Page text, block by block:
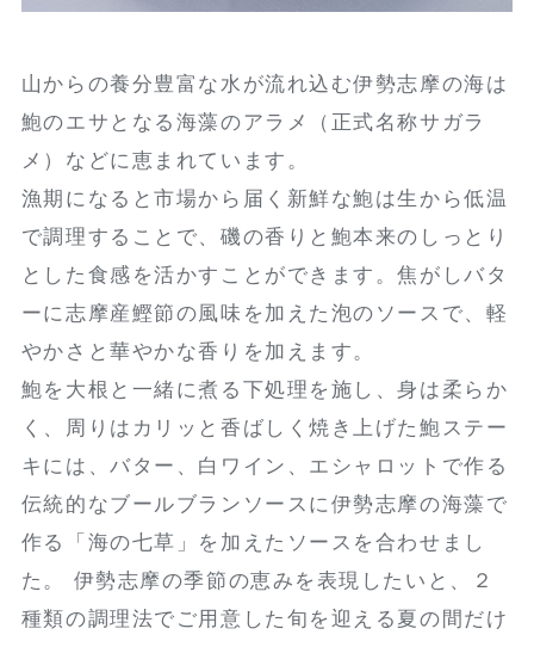
山からの養分豊富な水が流れ込む伊勢志摩の海は
鮑のエサとなる海藻のアラメ（正式名称サガラ
メ）などに恵まれています。
漁期になると市場から届く新鮮な鮑は生から低温
で調理することで、磯の香りと鮑本来のしっとり
とした食感を活かすことができます。焦がしバタ
ーに志摩産鰹節の風味を加えた泡のソースで、軽
やかさと華やかな香りを加えます。
鮑を大根と一緒に煮る下処理を施し、身は柔らか
く、周りはカリッと香ばしく焼き上げた鮑ステー
キには、バター、白ワイン、エシャロットで作る
伝統的なブールブランソースに伊勢志摩の海藻で
作る「海の七草」を加えたソースを合わせまし
た。 伊勢志摩の季節の恵みを表現したいと、２
種類の調理法でご用意した旬を迎える夏の間だけ